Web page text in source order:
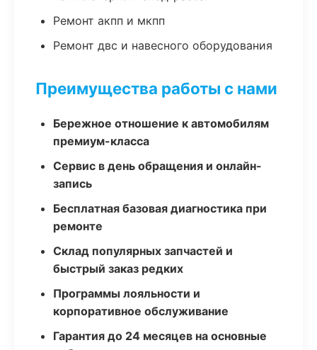
Ремонт акпп и мкпп
Ремонт двс и навесного оборудования
Преимущества работы с нами
Бережное отношение к автомобилям
премиум-класса
Сервис в день обращения и онлайн-
запись
Бесплатная базовая диагностика при
ремонте
Склад популярных запчастей и
быстрый заказ редких
Программы лояльности и
корпоративное обслуживание
Гарантия до 24 месяцев на основные